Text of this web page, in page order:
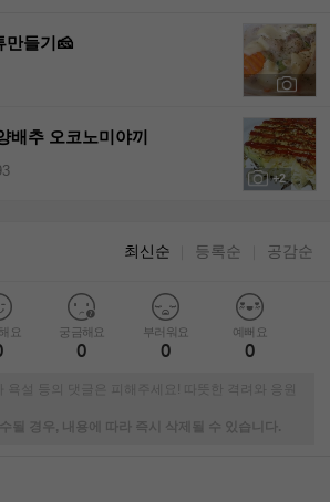
만들기🧀
+2
배추 오코노미야끼
최신순 등록순 공감순
요 궁금해요
0
부러워요
0
예뻐요
0
설 등의 댓글은 피해주세요! 따뜻한 격려와 응원
될 경우, 내용에 따라 즉시 삭제될 수 있습니다.